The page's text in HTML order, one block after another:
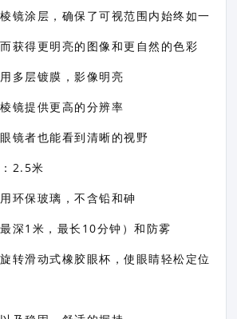
镜涂层，确保了可视范围内始终如一
获得更明亮的图像和更自然的色彩
多层镀膜，影像明亮
镜提供更高的分辨率
镜者也能看到清晰的视野
2.5米
环保玻璃，不含铅和砷
深1米，最长10分钟）和防雾
转滑动式橡胶眼杯，使眼睛轻松定位